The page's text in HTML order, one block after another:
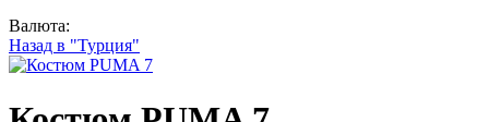
Валюта:
Назад в "Турция"